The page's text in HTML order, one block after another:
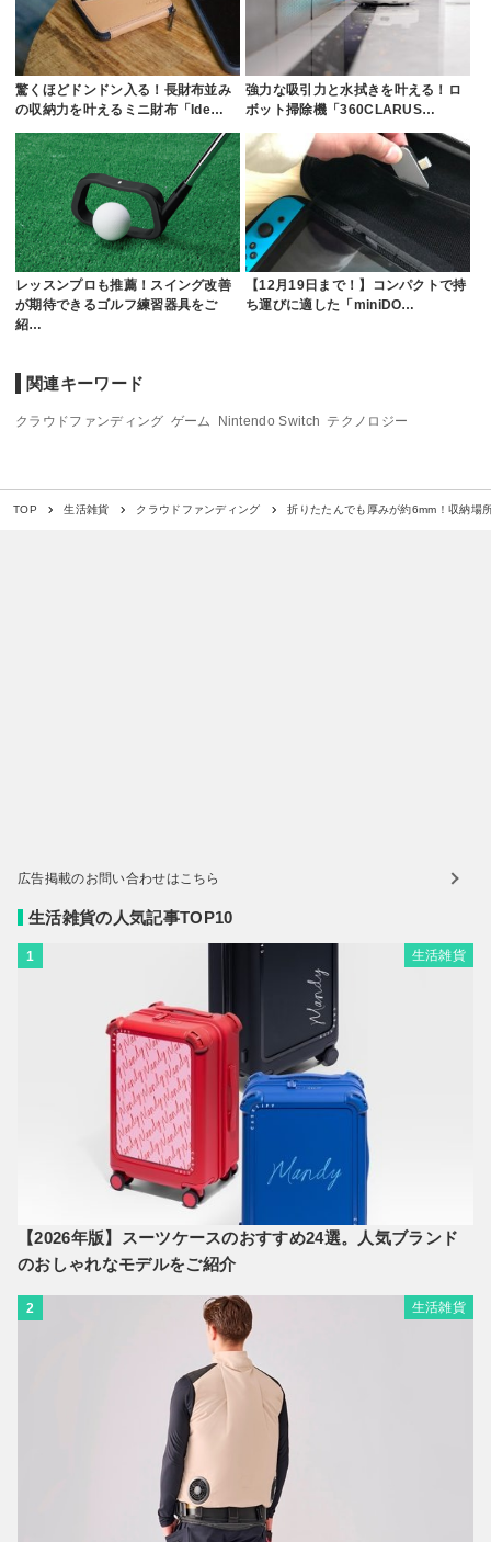
驚くほどドンドン入る！長財布並み
の収納力を叶えるミニ財布「Ide…
強力な吸引力と水拭きを叶える！ロ
ボット掃除機「360CLARUS…
レッスンプロも推薦！スイング改善
が期待できるゴルフ練習器具をご
紹…
【12月19日まで！】コンパクトで持
ち運びに適した「miniDO…
関連キーワード
クラウドファンディング ゲーム Nintendo Switch テクノロジー
TOP 生活雑貨 クラウドファンディング 折りたたんでも厚みが約6mm！収納場
広告掲載のお問い合わせはこちら
生活雑貨の人気記事TOP10
1 生活雑貨
【2026年版】スーツケースのおすすめ24選。人気ブランド
のおしゃれなモデルをご紹介
2 生活雑貨